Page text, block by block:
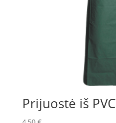
Prijuostė iš PVC